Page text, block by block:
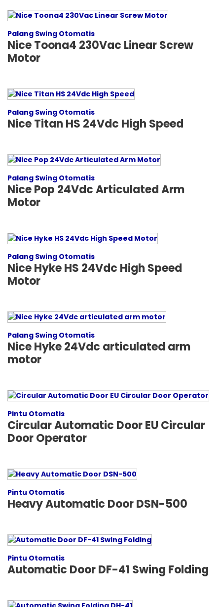
Palang Swing Otomatis
Nice Toona4 230Vac Linear Screw
Motor
Palang Swing Otomatis
Nice Titan HS 24Vdc High Speed
Palang Swing Otomatis
Nice Pop 24Vdc Articulated Arm
Motor
Palang Swing Otomatis
Nice Hyke HS 24Vdc High Speed
Motor
Palang Swing Otomatis
Nice Hyke 24Vdc articulated arm
motor
Pintu Otomatis
Circular Automatic Door EU Circular
Door Operator
Pintu Otomatis
Heavy Automatic Door DSN-500
Pintu Otomatis
Automatic Door DF-41 Swing Folding